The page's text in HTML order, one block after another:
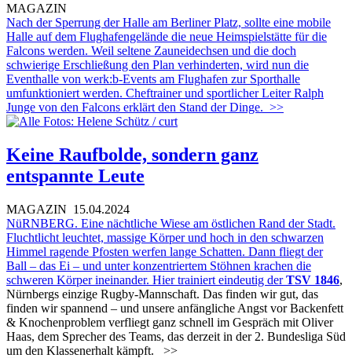
MAGAZIN
Nach der Sperrung der Halle am Berliner Platz, sollte eine mobile
Halle auf dem Flughafengelände die neue Heimspielstätte für die
Falcons werden. Weil seltene Zauneidechsen und die doch
schwierige Erschließung den Plan verhinderten, wird nun die
Eventhalle von werk:b-Events am Flughafen zur Sporthalle
umfunktioniert werden. Cheftrainer und sportlicher Leiter Ralph
Junge von den Falcons erklärt den Stand der Dinge. >>
Keine Raufbolde, sondern ganz
entspannte Leute
MAGAZIN 15.04.2024
NüRNBERG. Eine nächtliche Wiese am östlichen Rand der Stadt.
Fluchtlicht leuchtet, massige Körper und hoch in den schwarzen
Himmel ragende Pfosten werfen lange Schatten. Dann fliegt der
Ball – das Ei – und unter konzentriertem Stöhnen krachen die
schweren Körper ineinander. Hier trainiert eindeutig derTSV 1846,
Nürnbergs einzige Rugby-Mannschaft. Das finden wir gut, das
finden wir spannend – und unsere anfängliche Angst vor Backenfett
& Knochenproblem verfliegt ganz schnell im Gespräch mit Oliver
Haas, dem Sprecher des Teams, das derzeit in der 2. Bundesliga Süd
um den Klassenerhalt kämpft.
>>